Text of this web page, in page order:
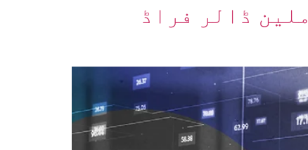
امریکی محکمہ خزانہ نے شمالی کوریا کے مبینہ 800 ملین ڈالر فراڈ